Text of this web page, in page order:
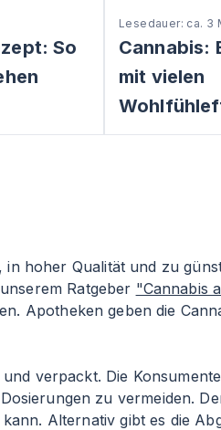
So
Lesedauer: ca. 3
Cannabis:
mit vielen
hoher Qualität und zu
Ratgeber "Cannabis
Apotheken geben die
verpackt. Die
zu vermeiden.
Alternativ gibt es die